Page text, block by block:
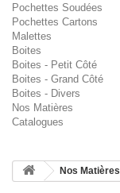
Pochettes Soudées
Pochettes Cartons
Malettes
Boites
Boites - Petit Côté
Boites - Grand Côté
Boites - Divers
Nos Matières
Catalogues
Nos Matières